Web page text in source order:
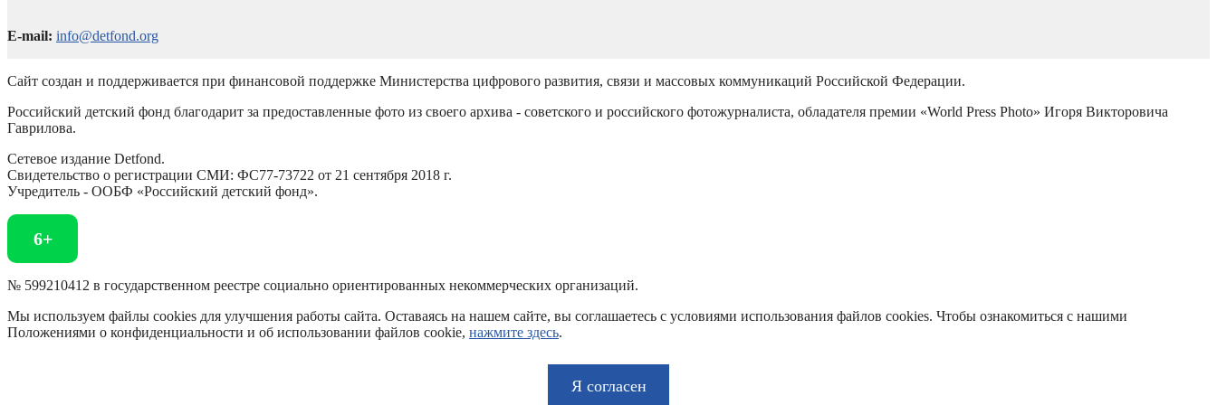
E-mail: info@detfond.org
Сайт создан и поддерживается при финансовой поддержке Министерства цифрового развития, связи и массовых коммуникаций Российской Федерации.
Российский детский фонд благодарит за предоставленные фото из своего архива - советского и российского фотожурналиста, обладателя премии «World Press Photo» Игоря Викторовича
Гаврилова.
Сетевое издание Detfond.
Свидетельство о регистрации СМИ: ФС77-73722 от 21 сентября 2018 г.
Учредитель - ООБФ «Российский детский фонд».
6+
№ 599210412 в государственном реестре социально ориентированных некоммерческих организаций.
Мы используем файлы cookies для улучшения работы сайта. Оставаясь на нашем сайте, вы соглашаетесь с условиями использования файлов cookies. Чтобы ознакомиться с нашими
Положениями о конфиденциальности и об использовании файлов cookie, нажмите здесь.
Я согласен